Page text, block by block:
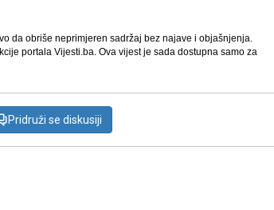
da obriše neprimjeren sadržaj bez najave i objašnjenja.
portala Vijesti.ba. Ova vijest je sada dostupna samo za
Pridruži se diskusiji